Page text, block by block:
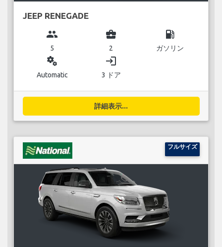
JEEP RENEGADE
group
5
business_center
2
local_gas_station
ガソリン
miscellaneous_services
Automatic
login
3 ドア
詳細表示...
フルサイズ